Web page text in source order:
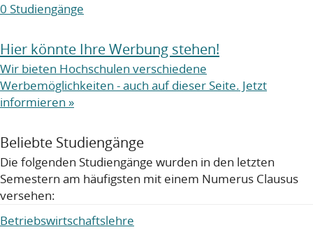
0 Studiengänge
Hier könnte Ihre Werbung stehen!
Wir bieten Hochschulen verschiedene
Werbemöglichkeiten - auch auf dieser Seite. Jetzt
informieren »
Beliebte Studiengänge
Die folgenden Studiengänge wurden in den letzten
Semestern am häufigsten mit einem Numerus Clausus
versehen:
Betriebswirtschaftslehre